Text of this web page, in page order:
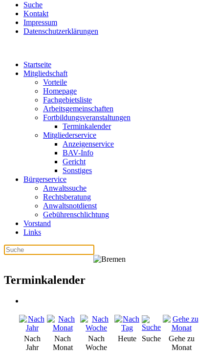
Suche
Kontakt
Impressum
Datenschutzerklärungen
Startseite
Mitgliedschaft
Vorteile
Homepage
Fachgebietsliste
Arbeitsgemeinschaften
Fortbildungsveranstaltungen
Terminkalender
Mitgliederservice
Anzeigenservice
BAV-Info
Gericht
Sonstiges
Bürgerservice
Anwaltssuche
Rechtsberatung
Anwaltsnotdienst
Gebührenschlichtung
Vorstand
Links
Terminkalender
Nach
Jahr
Nach
Monat
Nach
Woche
Heute Suche
Gehe zu
Monat